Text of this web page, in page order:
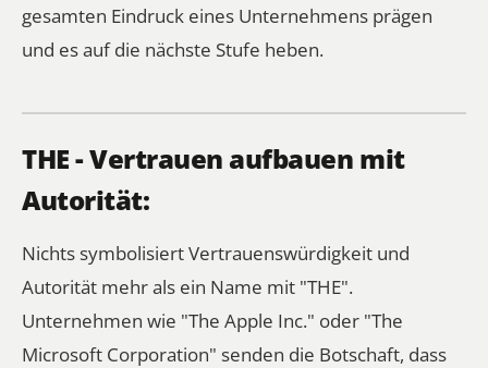
gesamten Eindruck eines Unternehmens prägen
und es auf die nächste Stufe heben.
THE - Vertrauen aufbauen mit
Autorität:
Nichts symbolisiert Vertrauenswürdigkeit und
Autorität mehr als ein Name mit "THE".
Unternehmen wie "The Apple Inc." oder "The
Microsoft Corporation" senden die Botschaft, dass